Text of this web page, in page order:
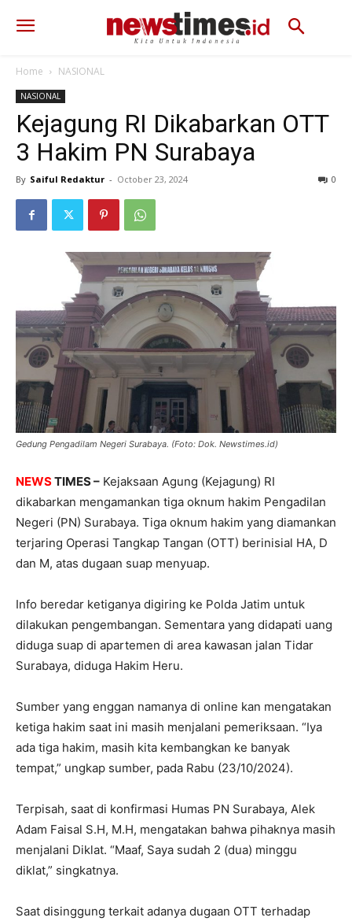
Home NASIONAL
NASIONAL
Kejagung RI Dikabarkan OTT
3 Hakim PN Surabaya
By Saiful Redaktur - October 23, 2024 0
Gedung Pengadilam Negeri Surabaya. (Foto: Dok. Newstimes.id)
NEWSTIMES – Kejaksaan Agung (Kejagung) RI
dikabarkan mengamankan tiga oknum hakim Pengadilan
Negeri (PN) Surabaya. Tiga oknum hakim yang diamankan
terjaring Operasi Tangkap Tangan (OTT) berinisial HA, D
dan M, atas dugaan suap menyuap.
Info beredar ketiganya digiring ke Polda Jatim untuk
dilakukan pengembangan. Sementara yang didapati uang
diduga suap di apartemen di area kawasan jalan Tidar
Surabaya, diduga Hakim Heru.
Sumber yang enggan namanya di online kan mengatakan
ketiga hakim saat ini masih menjalani pemeriksaan. “Iya
ada tiga hakim, masih kita kembangkan ke banyak
tempat,” ungkap sumber, pada Rabu (23/10/2024).
Terpisah, saat di konfirmasi Humas PN Surabaya, Alek
Adam Faisal S.H, M.H, mengatakan bahwa pihaknya masih
menjalani Diklat. “Maaf, Saya sudah 2 (dua) minggu
diklat,” singkatnya.
Saat disinggung terkait adanya dugaan OTT terhadap